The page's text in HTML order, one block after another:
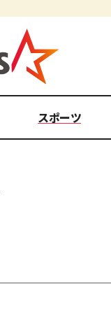
スポーツ